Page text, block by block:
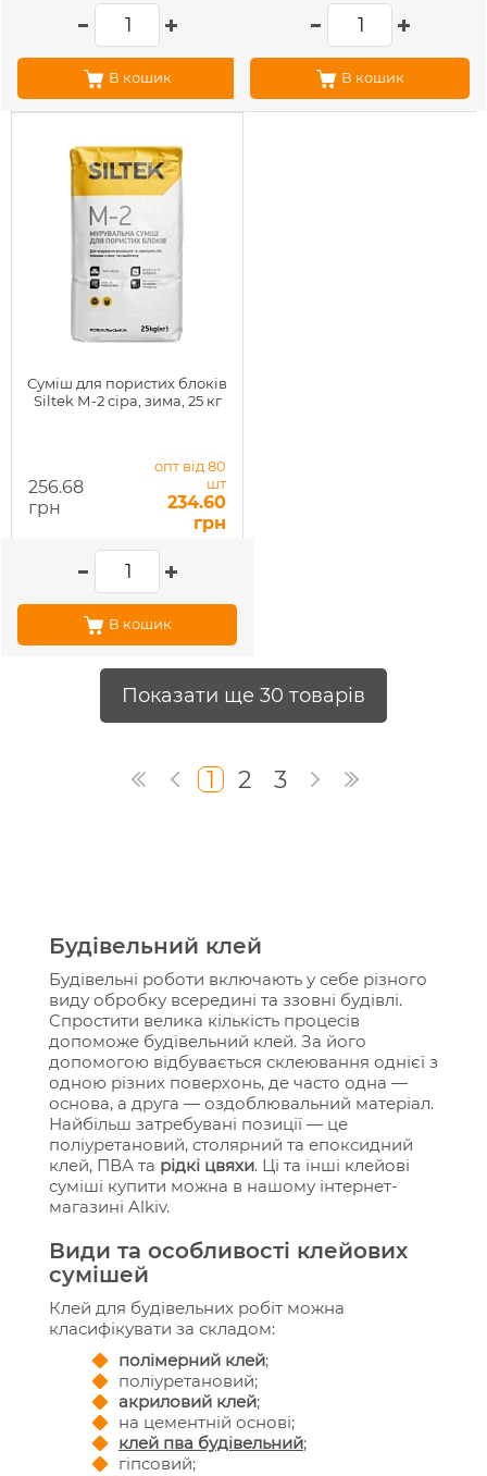
В кошик В кошик
Суміш для пористих блоків
Siltek М-2 сіра, зима, 25 кг
256.68
грн
опт від 80
шт
234.60
грн
В кошик
Показати ще 30 товарів
1 2 3
Будівельний клей
Будівельні роботи включають у себе різного
виду обробку всередині та ззовні будівлі.
Спростити велика кількість процесів
допоможе будівельний клей. За його
допомогою відбувається склеювання однієї з
одною різних поверхонь, де часто одна —
основа, а друга — оздоблювальний матеріал.
Найбільш затребувані позиції — це
поліуретановий, столярний та епоксидний
клей, ПВА та рідкі цвяхи. Ці та інші клейові
суміші купити можна в нашому інтернет-
магазині Alkiv.
Види та особливості клейових
сумішей
Клей для будівельних робіт можна
класифікувати за складом:
полімерний клей;
поліуретановий;
акриловий клей;
на цементній основі;
клей пва будівельний;
гіпсовий;